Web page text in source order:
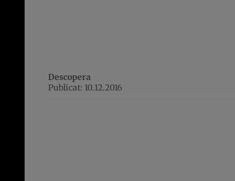
Descopera
Publicat: 10.12.2016